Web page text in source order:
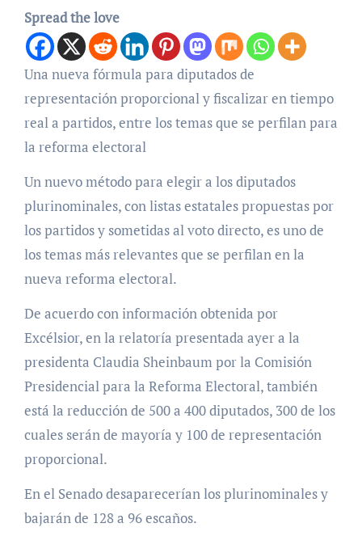
Spread the love
Una nueva fórmula para diputados de
representación proporcional y fiscalizar en tiempo
real a partidos, entre los temas que se perfilan para
la reforma electoral
Un nuevo método para elegir a los diputados
plurinominales, con listas estatales propuestas por
los partidos y sometidas al voto directo, es uno de
los temas más relevantes que se perfilan en la
nueva reforma electoral.
De acuerdo con información obtenida por
Excélsior, en la relatoría presentada ayer a la
presidenta Claudia Sheinbaum por la Comisión
Presidencial para la Reforma Electoral, también
está la reducción de 500 a 400 diputados, 300 de los
cuales serán de mayoría y 100 de representación
proporcional.
En el Senado desaparecerían los plurinominales y
bajarán de 128 a 96 escaños.